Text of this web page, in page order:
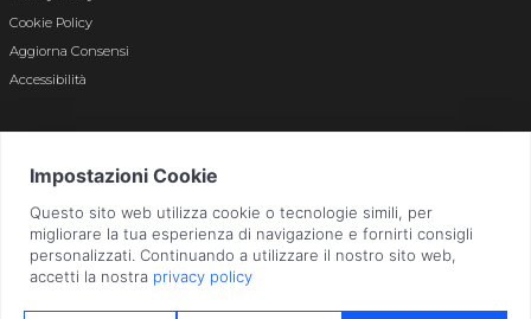
Cookie Policy
Aggiorna Consensi
Accessibilità
Bergamo n. 01496180165 · Capitale Sociale i.v. € 800.000,00